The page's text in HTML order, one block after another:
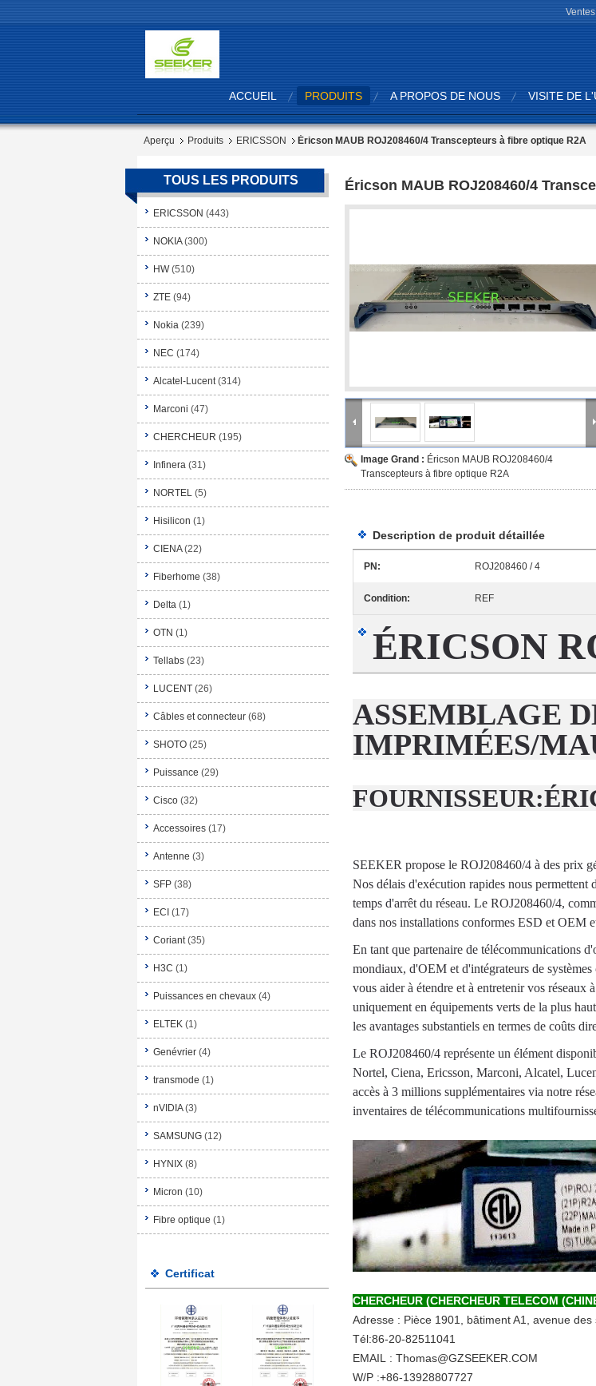
ACCUEIL PRODUITS A PROPOS DE NOUS VISITE DE
Aperçu Produits ERICSSON Éricson MAUB ROJ208460/4 Transcepteurs à fibre optique R2A
TOUS LES PRODUITS
ERICSSON (443)
NOKIA (300)
HW (510)
ZTE (94)
Nokia (239)
NEC (174)
Alcatel-Lucent (314)
Marconi (47)
CHERCHEUR (195)
Infinera (31)
NORTEL (5)
Hisilicon (1)
CIENA (22)
Fiberhome (38)
Delta (1)
OTN (1)
Tellabs (23)
LUCENT (26)
Câbles et connecteur (68)
SHOTO (25)
Puissance (29)
Cisco (32)
Accessoires (17)
Antenne (3)
SFP (38)
ECI (17)
Coriant (35)
H3C (1)
Puissances en chevaux (4)
ELTEK (1)
Genévrier (4)
transmode (1)
nVIDIA (3)
SAMSUNG (12)
HYNIX (8)
Micron (10)
Fibre optique (1)
Certificat
Éricson MAUB ROJ208460/4
Image Grand : Éricson MAUB ROJ208460/4
Transcepteurs à fibre optique R2A
Description de produit détaillée
PN: ROJ208460 / 4
Condition: REF
ÉRICSON
ASSEMBLAGE
IMPRIMÉES/
FOURNISSEUR:
SEEKER propose le ROJ208460/4 à des prix
Nos délais d'exécution rapides nous permettent
temps d'arrêt du réseau. Le ROJ208460/4,
dans nos installations conformes ESD et OEM
En tant que partenaire de télécommunications
mondiaux, d'OEM et d'intégrateurs de
vous aider à étendre et à entretenir vos
uniquement en équipements verts de la plus
les avantages substantiels en termes de coûts
Le ROJ208460/4 représente un élément
Nortel, Ciena, Ericsson, Marconi, Alcatel,
accès à 3 millions supplémentaires via notre
inventaires de télécommunications
CHERCHEUR (CHERCHEUR TELECOM
Adresse : Pièce 1901, bâtiment A1, avenue
Tél:86-20-82511041
EMAIL : Thomas@GZSEEKER.COM
W/P :+86-13928807727